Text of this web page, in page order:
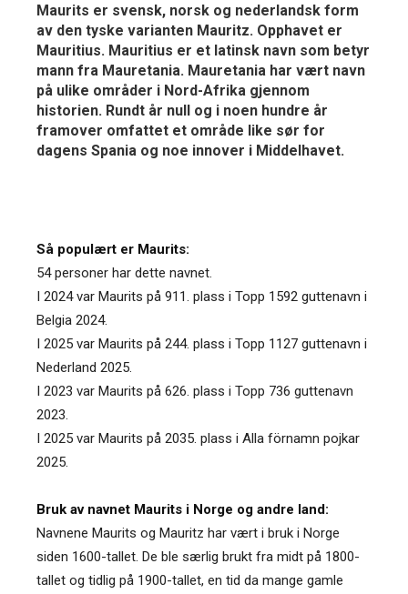
Maurits er svensk, norsk og nederlandsk form
av den tyske varianten Mauritz. Opphavet er
Mauritius. Mauritius er et latinsk navn som betyr
mann fra Mauretania. Mauretania har vært navn
på ulike områder i Nord-Afrika gjennom
historien. Rundt år null og i noen hundre år
framover omfattet et område like sør for
dagens Spania og noe innover i Middelhavet.
Så populært er Maurits:
54 personer har dette navnet.
I 2024 var Maurits på 911. plass i Topp 1592 guttenavn i
Belgia 2024.
I 2025 var Maurits på 244. plass i Topp 1127 guttenavn i
Nederland 2025.
I 2023 var Maurits på 626. plass i Topp 736 guttenavn
2023.
I 2025 var Maurits på 2035. plass i Alla förnamn pojkar
2025.
Bruk av navnet Maurits i Norge og andre land:
Navnene Maurits og Mauritz har vært i bruk i Norge
siden 1600-tallet. De ble særlig brukt fra midt på 1800-
tallet og tidlig på 1900-tallet, en tid da mange gamle